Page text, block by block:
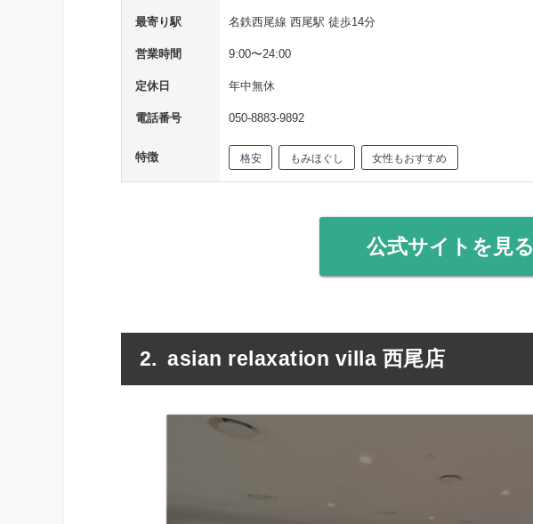
最寄り駅 名鉄西尾線 西尾駅 徒歩14分
営業時間 9:00〜24:00
定休日 年中無休
電話番号 050-8883-9892
特徴 格安 もみほぐし 女性もおすすめ
公式サイトを見る
asian relaxation villa 西尾店